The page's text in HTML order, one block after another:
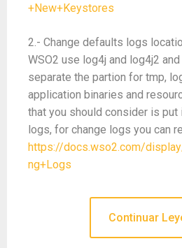
+New+Keystores
2.- Change defaults logs
WSO2 use log4j and log4j2
separate the partion for tmp,
application binaries and
that you should consider is put
logs, for change logs you can
https://docs.wso2.com/
ng+Logs
Continuar